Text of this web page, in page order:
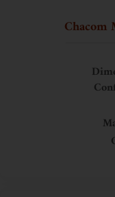
Chacom